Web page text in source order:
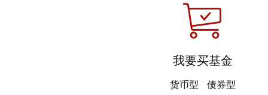
我要买基金
货币型
债券型